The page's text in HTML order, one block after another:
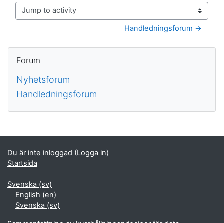
Jump to activity
Handledningsforum →
Block
Forum
Nyhetsforum
Handledningsforum
Kompletterande block
Du är inte inloggad (Logga in)
Startsida
Svenska ‎(sv)‎
English ‎(en)‎
Svenska ‎(sv)‎